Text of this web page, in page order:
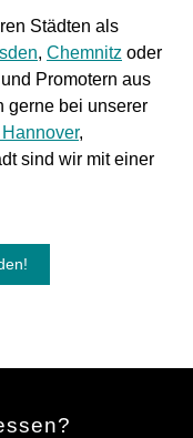
Städten als
, Chemnitz oder
Promotern aus
gerne bei unserer
,
sind wir mit einer